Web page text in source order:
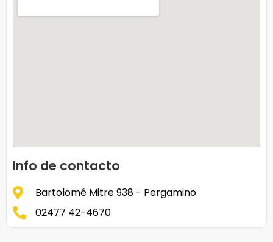
Info de contacto
Bartolomé Mitre 938 - Pergamino
02477 42-4670